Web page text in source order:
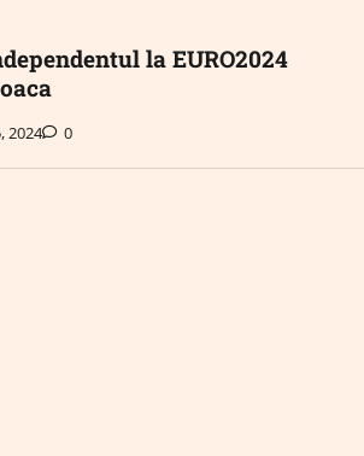
la EURO2024
2024 0